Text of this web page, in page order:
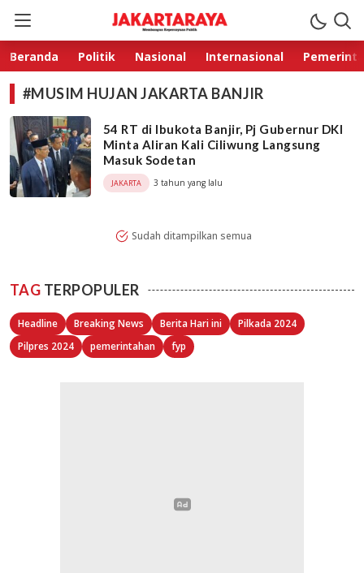
Jakarta Raya
Membangun Kepercayaan Publik
Beranda Politik Nasional Internasional
#MUSIM HUJAN JAKARTA BANJIR
54 RT di Ibukota Banjir, Pj Gubernur DKI
Minta Aliran Kali Ciliwung Langsung
Masuk Sodetan
JAKARTA 3 tahun yang lalu
Sudah ditampilkan semua
TAG TERPOPULER
Headline Breaking News Berita Hari ini
Pilkada 2024
Pilpres 2024
pemerintahan fyp